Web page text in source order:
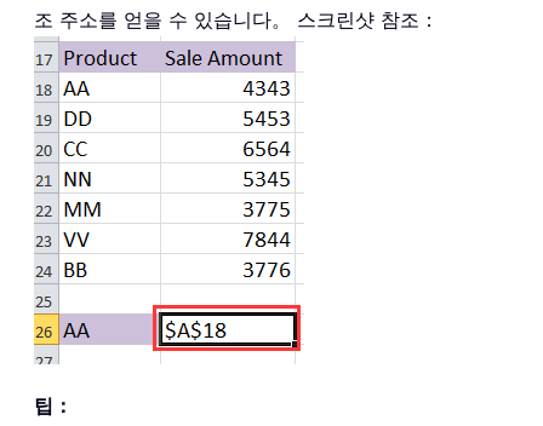
조 주소를 얻을 수 있습니다。 스크린샷 참조：
팁：